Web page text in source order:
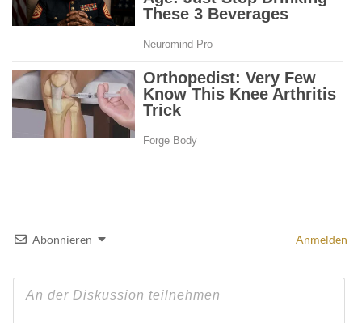
Abonnieren Anmelden